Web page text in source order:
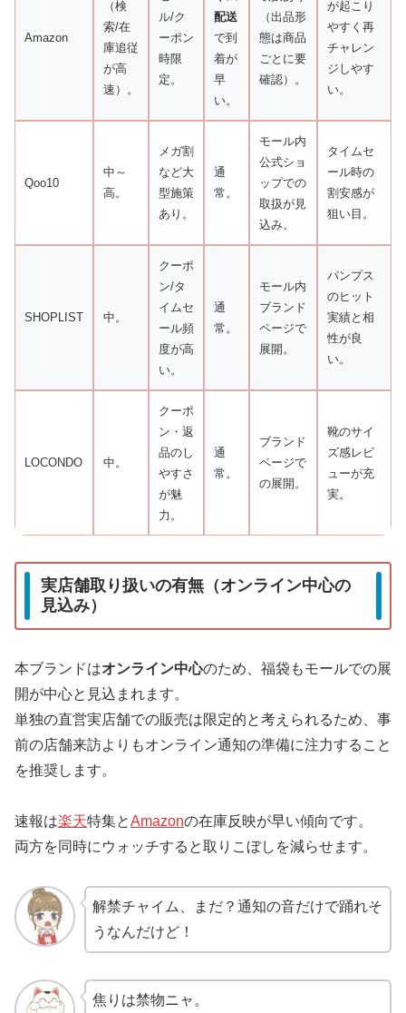
Amazon
（検
索/在
庫追従
が高
速）。
ル/ク
ーポン
時限
定。
配送
で到
着が
早
い。
（出品形
態は商品
ごとに要
確認）。
が起こり
やすく再
チャレン
ジしやす
い。
Qoo10
中～
高。
メガ割
など大
型施策
あり。
通
常。
モール内
公式ショ
ップでの
取扱が見
込み。
タイムセ
ール時の
割安感が
狙い目。
SHOPLIST 中。
クーポ
ン/タ
イムセ
ール頻
度が高
い。
通
常。
モール内
ブランド
ページで
展開。
パンプス
のヒット
実績と相
性が良
い。
LOCONDO 中。
クーポ
ン・返
品のし
やすさ
が魅
力。
通
常。
ブランド
ページで
の展開。
靴のサイ
ズ感レビ
ューが充
実。
実店舗取り扱いの有無（オンライン中心の
見込み）
本ブランドはオンライン中心のため、福袋もモールでの展
開が中心と見込まれます。
単独の直営実店舗での販売は限定的と考えられるため、事
前の店舗来訪よりもオンライン通知の準備に注力すること
を推奨します。
速報は楽天特集とAmazonの在庫反映が早い傾向です。
両方を同時にウォッチすると取りこぼしを減らせます。
解禁チャイム、まだ？通知の音だけで踊れそ
うなんだけど！
焦りは禁物ニャ。